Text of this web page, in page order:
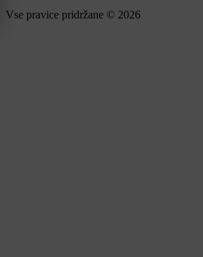
Vse pravice pridržane © 2026